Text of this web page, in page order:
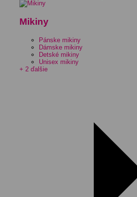
Mikiny
Pánske mikiny
Dámske mikiny
Detské mikiny
Unisex mikiny
+ 2 ďalšie